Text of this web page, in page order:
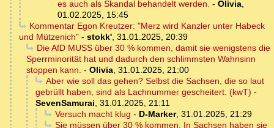
es auch als Skandal behandelt werden. - Olivia,
01.02.2025, 15:45
Kommentar Egon Kreutzer: "Merz wird Kanzler unter Habeck
und Mützenich" - stokk', 31.01.2025, 20:39
Die AfD MUSS über 30 % kommen, damit sie wenigstens die
Sperrminorität hat und dadurch den schlimmsten Wahnsinn
stoppen kann. - Olivia, 31.01.2025, 21:00
Aber wie soll das gehen? Selbst die Sachsen, die so laut
gebrüllt haben, sind als Lachnummer gescheitert. (kwT) -
SevenSamurai, 31.01.2025, 21:11
Versuch macht klug - D-Marker, 31.01.2025, 21:29
Sie müssen über 30 % kommen. In Sachsen haben sie